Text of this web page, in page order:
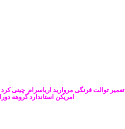
تعمیر توالت فرنگی مروارید اریاسرام چینی
امریکن استاندارد گروهه